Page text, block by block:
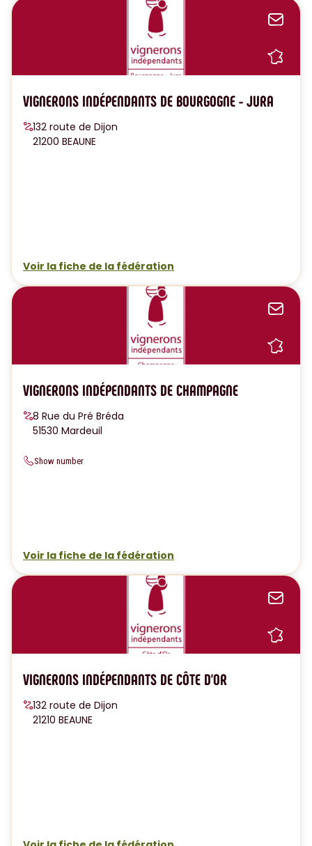
VIGNERONS INDÉPENDANTS DE BOURGOGNE - JURA
132 route de Dijon
21200 BEAUNE
Voir la fiche de la fédération
VIGNERONS INDÉPENDANTS DE CHAMPAGNE
8 Rue du Pré Bréda
51530 Mardeuil
Show number
Voir la fiche de la fédération
VIGNERONS INDÉPENDANTS DE CÔTE D'OR
132 route de Dijon
21210 BEAUNE